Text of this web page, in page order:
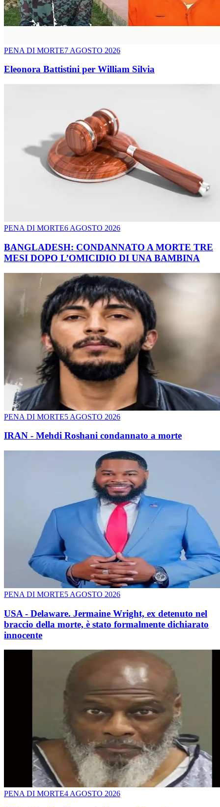
PENA DI MORTE7 AGOSTO 2026
Eleonora Battistini per William Silvia
PENA DI MORTE6 AGOSTO 2026
BANGLADESH: CONDANNATO A MORTE TRE
MESI DOPO L’OMICIDIO DI UNA BAMBINA
PENA DI MORTE5 AGOSTO 2026
IRAN - Mehdi Roshani condannato a morte
PENA DI MORTE5 AGOSTO 2026
USA - Delaware. Jermaine Wright, ex detenuto nel
braccio della morte, è stato formalmente dichiarato
innocente
PENA DI MORTE4 AGOSTO 2026